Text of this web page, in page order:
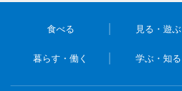
食べる 見る・遊ぶ
暮らす・働く 学ぶ・知る